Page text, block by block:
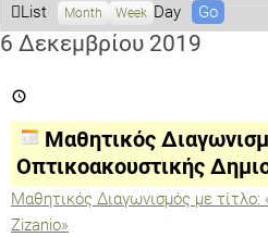
V
i
a
s
List Month Week Day o
n
6 Δεκεμβρίου 2019
Διαγωνισμός
τίτλο:
«Ευρωπαϊκή
Συνάντηση
Νεανικής
Οπτικοακουστικής
Δημιουργίας
Μαθητικός
Οπτικοακουστικής
Μαθητικός Διαγωνισμός με
Zizanio»